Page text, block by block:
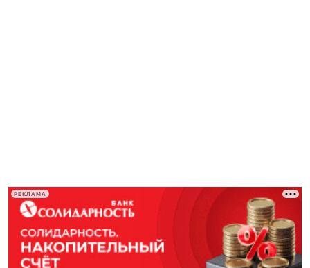
РЕКЛАМА